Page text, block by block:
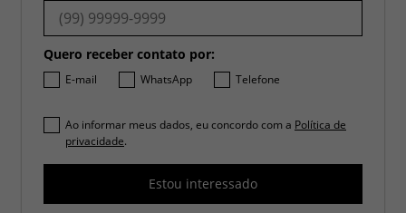
Quero receber contato por:
E-mail WhatsApp Telefone
Ao informar meus dados, eu concordo com a Política de
privacidade.
Estou interessado